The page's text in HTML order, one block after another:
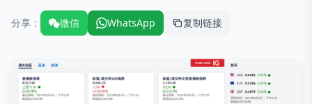
分享： 微信 WhatsApp 复制链接